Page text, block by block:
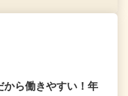
から働きやすい！年